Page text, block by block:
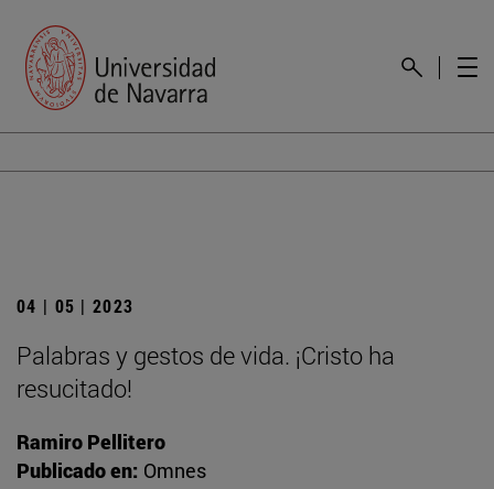
04 | 05 | 2023
Palabras y gestos de vida. ¡Cristo ha
resucitado!
Ramiro Pellitero
Publicado en: Omnes